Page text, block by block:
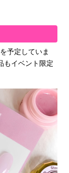
予定していま
もイベント限定